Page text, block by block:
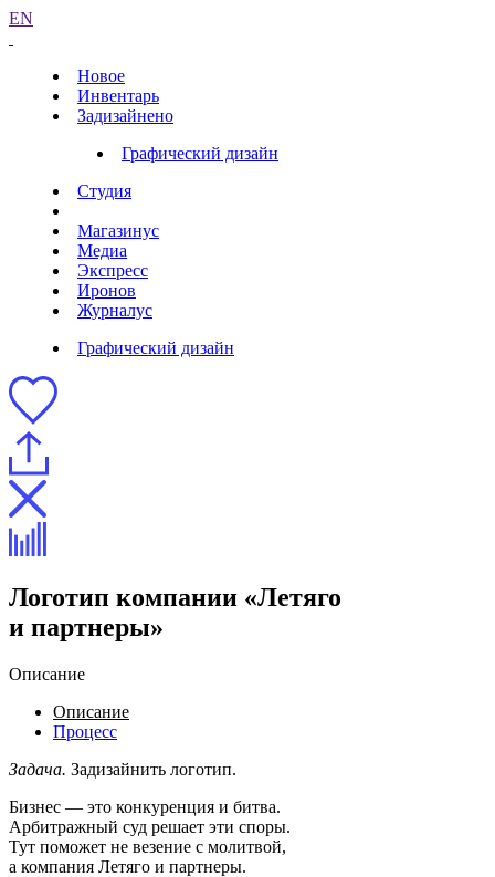
EN
Новое
Инвентарь
Задизайнено
Графический дизайн
Студия
Магазинус
Медиа
Экспресс
Иронов
Журналус
Графический дизайн
Логотип компании «Летяго
и партнеры»
Описание
Описание
Процесс
Задача. Задизайнить логотип.
Бизнес — это конкуренция и битва.
Арбитражный суд решает эти споры.
Тут поможет не везение с молитвой,
а компания Летяго и партнеры.